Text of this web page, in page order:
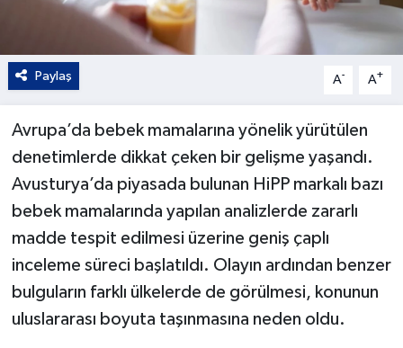
Paylaş A- A+
Avrupa’da bebek mamalarına yönelik yürütülen
denetimlerde dikkat çeken bir gelişme yaşandı.
Avusturya’da piyasada bulunan HiPP markalı bazı
bebek mamalarında yapılan analizlerde zararlı
madde tespit edilmesi üzerine geniş çaplı
inceleme süreci başlatıldı. Olayın ardından benzer
bulguların farklı ülkelerde de görülmesi, konunun
uluslararası boyuta taşınmasına neden oldu.